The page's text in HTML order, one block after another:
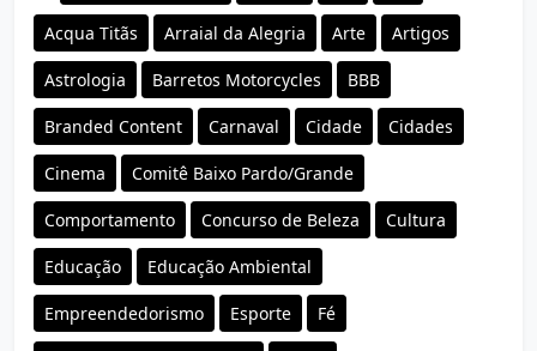
Acqua Titãs Arraial da Alegria Arte Artigos
Astrologia Barretos Motorcycles BBB
Branded Content Carnaval Cidade Cidades
Cinema Comitê Baixo Pardo/Grande
Comportamento Concurso de Beleza Cultura
Educação Educação Ambiental
Empreendedorismo Esporte Fé